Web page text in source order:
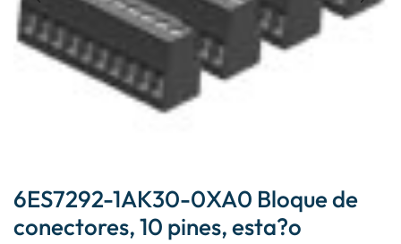
6ES7292-1AK30-0XA0 Bloque de
conectores, 10 pines, esta?o